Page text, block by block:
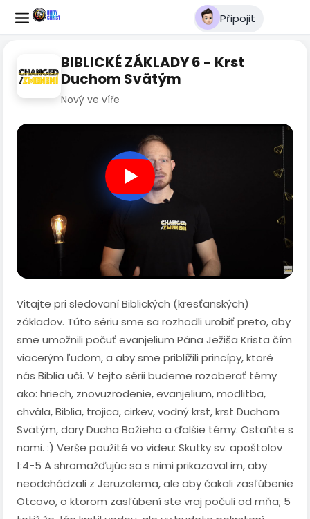
Připojit
BIBLICKÉ ZÁKLADY 6 - Krst
Duchom Svätým
Nový ve víře
Vitajte pri sledovaní Biblických (kresťanských)
základov. Túto sériu sme sa rozhodli urobiť preto, aby
sme umožnili počuť evanjelium Pána Ježiša Krista čím
viacerým ľudom, a aby sme priblížili princípy, ktoré
nás Biblia učí. V tejto sérii budeme rozoberať témy
ako: hriech, znovuzrodenie, evanjelium, modlitba,
chvála, Biblia, trojica, cirkev, vodný krst, krst Duchom
Svätým, dary Ducha Božieho a ďalšie témy. Ostaňte s
nami. :) Verše použité vo videu: Skutky sv. apoštolov
1:4-5 A shromažďujúc sa s nimi prikazoval im, aby
neodchádzali z Jeruzalema, ale aby čakali zasľúbenie
Otcovo, o ktorom zasľúbení ste vraj počuli od mňa; 5